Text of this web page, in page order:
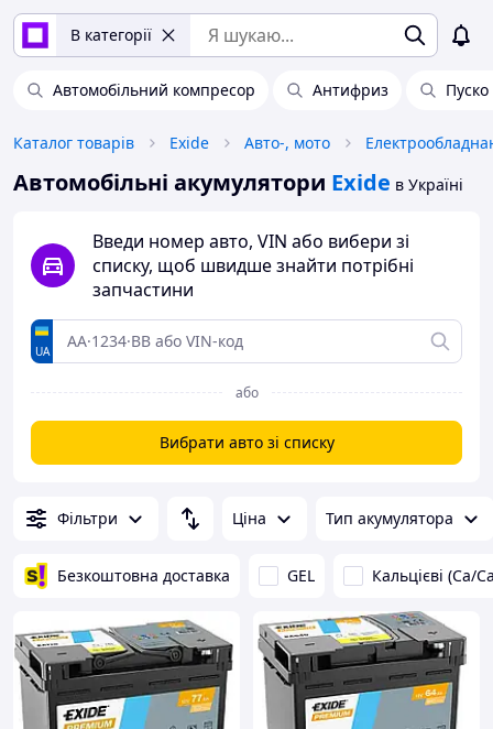
В категорії
Автомобільний компресор Антифриз
Каталог товарів Exide Авто-, мото
Автомобільні акумулятори Exide в Україні
Введи номер авто, VIN або вибери зі
списку, щоб швидше знайти потрібні
запчастини
UA
або
Вибрати авто зі списку
Фільтри Ціна Тип акумулятора
Безкоштовна доставка GEL Кальцієві (Ca/